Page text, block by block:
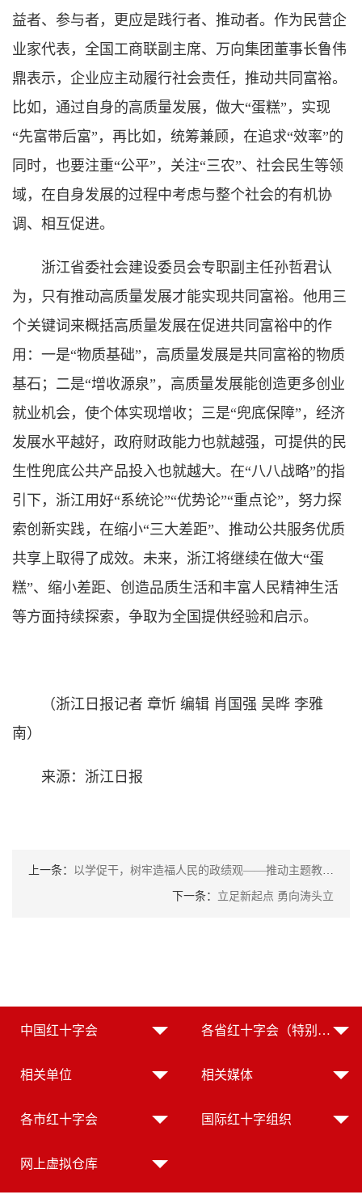
益者、参与者，更应是践行者、推动者。作为民营企
业家代表，全国工商联副主席、万向集团董事长鲁伟
鼎表示，企业应主动履行社会责任，推动共同富裕。
比如，通过自身的高质量发展，做大“蛋糕”，实现
“先富带后富”，再比如，统筹兼顾，在追求“效率”的
同时，也要注重“公平”，关注“三农”、社会民生等领
域，在自身发展的过程中考虑与整个社会的有机协
调、相互促进。
浙江省委社会建设委员会专职副主任孙哲君认
为，只有推动高质量发展才能实现共同富裕。他用三
个关键词来概括高质量发展在促进共同富裕中的作
用：一是“物质基础”，高质量发展是共同富裕的物质
基石；二是“增收源泉”，高质量发展能创造更多创业
就业机会，使个体实现增收；三是“兜底保障”，经济
发展水平越好，政府财政能力也就越强，可提供的民
生性兜底公共产品投入也就越大。在“八八战略”的指
引下，浙江用好“系统论”“优势论”“重点论”，努力探
索创新实践，在缩小“三大差距”、推动公共服务优质
共享上取得了成效。未来，浙江将继续在做大“蛋
糕”、缩小差距、创造品质生活和丰富人民精神生活
等方面持续探索，争取为全国提供经验和启示。
（浙江日报记者 章忻 编辑 肖国强 吴晔 李雅
南）
来源：浙江日报
上一条： 以学促干，树牢造福人民的政绩观——推动主题教育取得实实在在的成效
下一条： 立足新起点 勇向涛头立
中国红十字会 各省红十字会（特别行政区红十字会）
相关单位 相关媒体
各市红十字会 国际红十字组织
网上虚拟仓库